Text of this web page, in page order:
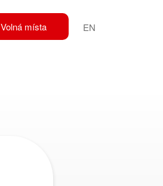
EN
Volná místa